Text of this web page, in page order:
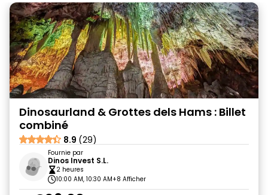
Dinosaurland & Grottes dels Hams : Billet
combiné
8.9 (29)
Fournie par
Dinos Invest S.L.
2 heures
10:00 AM, 10:30 AM+8 Afficher